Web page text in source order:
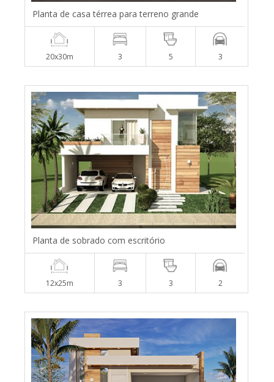
Planta de casa térrea para terreno grande
20x30m 3 5 3
Planta de sobrado com escritório
12x25m 3 3 2